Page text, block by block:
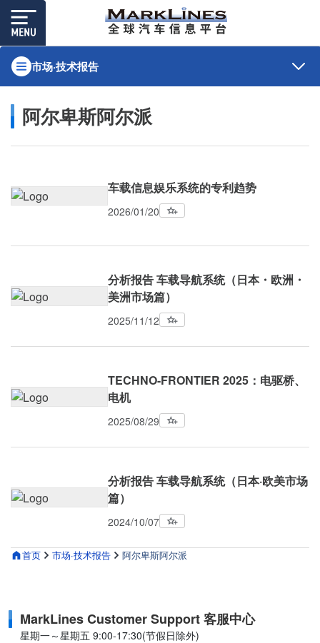
首页 市场·技术报告 阿尔卑斯阿尔派
市场·技术报告
阿尔卑斯阿尔派
车载信息娱乐系统的专利趋势
2026/01/20
分析报告 车载导航系统（日本・欧洲・
美洲市场篇）
2025/11/12
TECHNO-FRONTIER 2025：电驱桥、
电机
2025/08/29
分析报告 车载导航系统（日本·欧美市场
篇）
2024/10/07
MarkLines Customer Support 客服中心
星期一～星期五 9:00-17:30(节假日除外)